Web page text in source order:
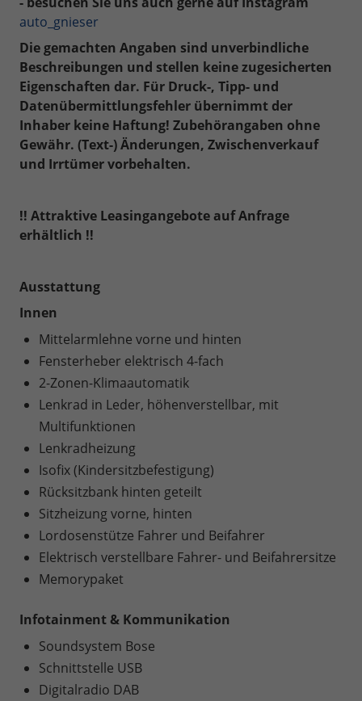
auto_gnieser
Die gemachten Angaben sind unverbindliche
Beschreibungen und stellen keine zugesicherten
Eigenschaften dar. Für Druck-, Tipp- und
Datenübermittlungsfehler übernimmt der
Inhaber keine Haftung! Zubehörangaben ohne
Gewähr. (Text-) Änderungen, Zwischenverkauf
und Irrtümer vorbehalten.
!! Attraktive Leasingangebote auf Anfrage
erhältlich !!
Ausstattung
Innen
Mittelarmlehne vorne und hinten
Fensterheber elektrisch 4-fach
2-Zonen-Klimaautomatik
Lenkrad in Leder, höhenverstellbar, mit
Multifunktionen
Lenkradheizung
Isofix (Kindersitzbefestigung)
Rücksitzbank hinten geteilt
Sitzheizung vorne, hinten
Lordosenstütze Fahrer und Beifahrer
Elektrisch verstellbare Fahrer- und Beifahrersitze
Memorypaket
Infotainment & Kommunikation
Soundsystem Bose
Schnittstelle USB
Digitalradio DAB